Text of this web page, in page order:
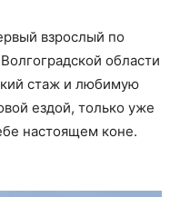
взрослый по
области
стаж и любимую
ездой, только уже
настоящем коне.